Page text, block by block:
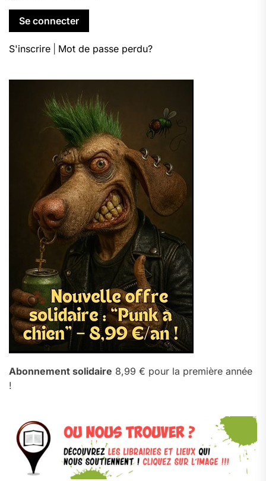
S'inscrire Mot de passe perdu?
Abonnement solidaire 8,99 € pour la première année
!